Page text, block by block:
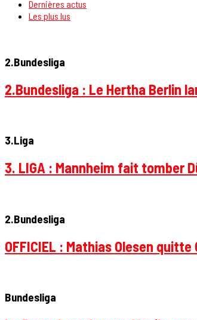
Dernières actus
Les plus lus
2.Bundesliga
2.Bundesliga : Le Hertha Berlin
3.Liga
3. LIGA : Mannheim fait tomber
2.Bundesliga
OFFICIEL : Mathias Olesen
Bundesliga